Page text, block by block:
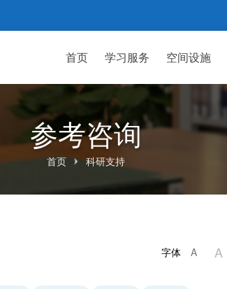
首页 学习服务 空间设施
参考咨询
首页 科研支持
字体 A A